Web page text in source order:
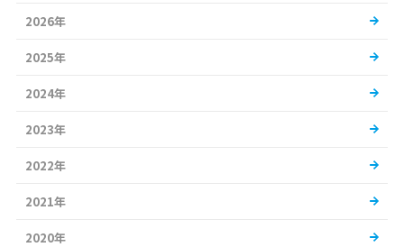
2026年
2025年
2024年
2023年
2022年
2021年
2020年